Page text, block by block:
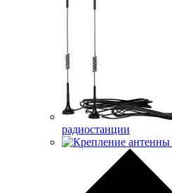
радиостанции